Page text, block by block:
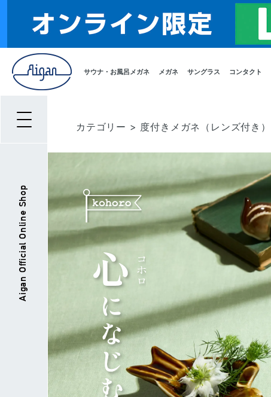
サウナ・お風呂メガネ メガネ サングラス コンタクト
カテゴリー > 度付きメガネ（レンズ付き）
Aigan Official Online Shop